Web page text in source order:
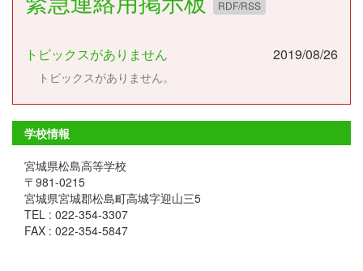
RDF/RSS
トピックスがありません 2019/08/26
トピックスがありません。
学校情報
宮城県松島高等学校
〒981-0215
宮城県宮城郡松島町高城字迎山三5
TEL : 022-354-3307
FAX : 022-354-5847